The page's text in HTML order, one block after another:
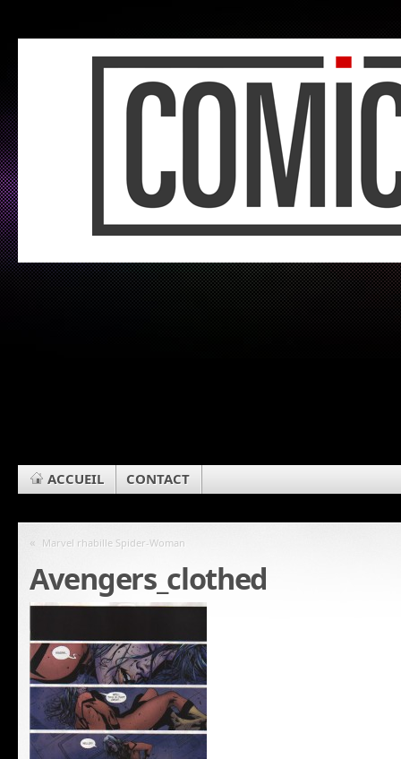
ACCUEIL CONTACT
« Marvel rhabille Spider-Woman
Avengers_clothed